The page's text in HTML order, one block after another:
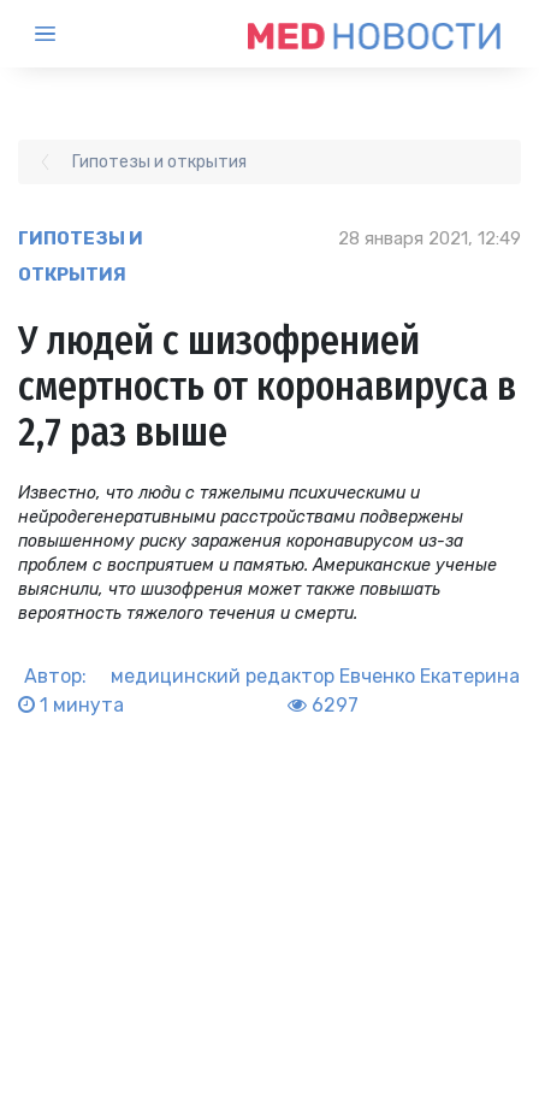
Гипотезы и открытия
ГИПОТЕЗЫ И
ОТКРЫТИЯ
28 января 2021, 12:49
У людей с шизофренией
смертность от коронавируса в
2,7 раз выше
Известно, что люди с тяжелыми психическими и
нейродегенеративными расстройствами подвержены
повышенному риску заражения коронавирусом из-за
проблем с восприятием и памятью. Американские ученые
выяснили, что шизофрения может также повышать
вероятность тяжелого течения и смерти.
Автор: медицинский редактор Евченко Екатерина
1 минута
6297